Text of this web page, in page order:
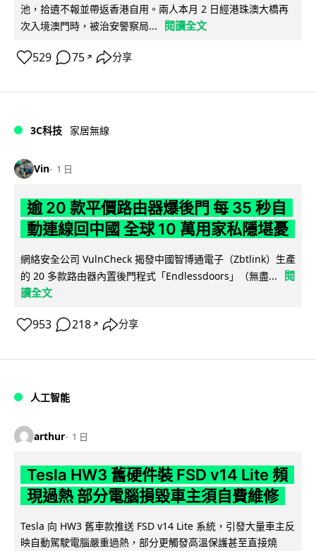
池，拾遺不報並帶返香港自用。兩人本月 2 日經港珠澳大橋再
次入境澳門時，被治安警察局...
閱讀全文
529 75 ↗ 分享
3C科技 家居無線
Vin 1 日
逾 20 款平價路由器爆後門 每 35 秒自
動連線回中國 全球 10 萬用家私隱堪憂
網絡安全公司 VulnCheck 揭發中國智博通電子（Zbtlink）生產
的 20 多款路由器內置後門程式「Endlessdoors」（無盡...
閱
讀全文
953 218 ↗ 分享
人工智能
arthur 1 日
Tesla HW3 舊硬件裝 FSD v14 Lite 頻
現過熱 部分電腦損毀車主須自費維修
Tesla 向 HW3 舊車款推送 FSD v14 Lite 系統，引發大量車主反
映自動駕駛電腦嚴重過熱，部分更觸發高溫保護甚至直接燒